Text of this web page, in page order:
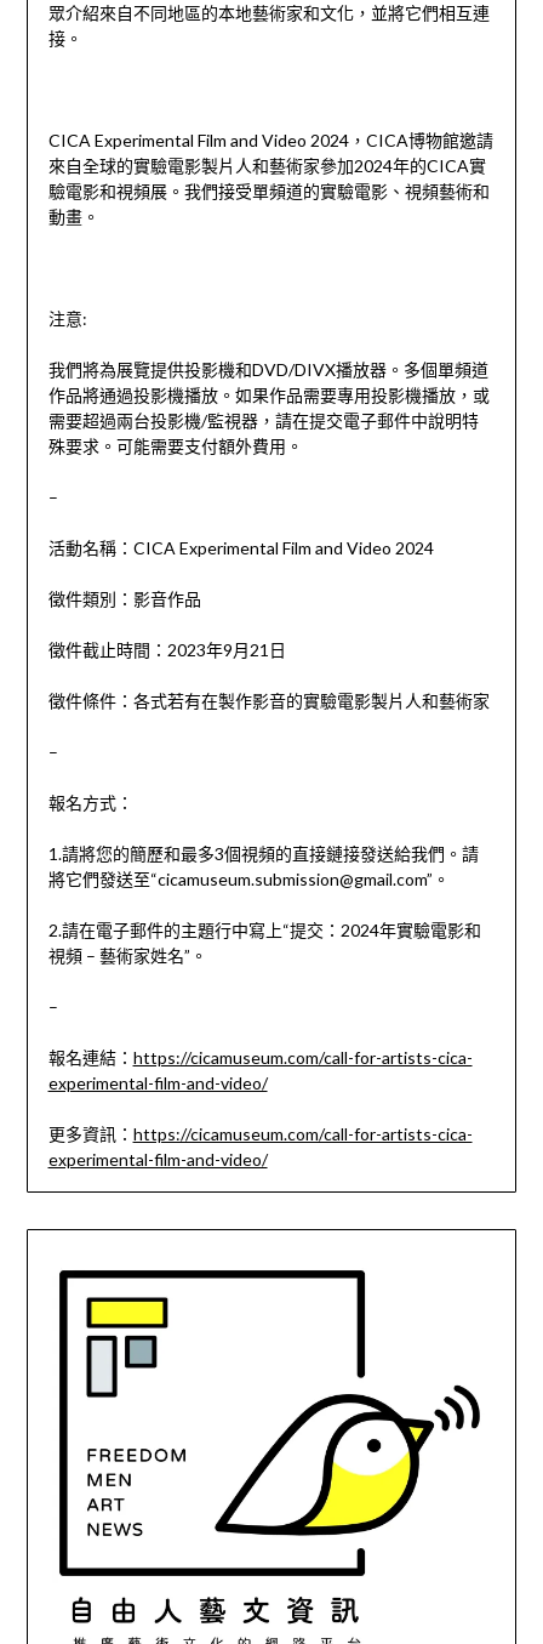
眾介紹來自不同地區的本地藝術家和文化，並將它們相互連
接。
CICA Experimental Film and Video 2024，CICA博物館邀請
來自全球的實驗電影製片人和藝術家參加2024年的CICA實
驗電影和視頻展。我們接受單頻道的實驗電影、視頻藝術和
動畫。
注意:
我們將為展覽提供投影機和DVD/DIVX播放器。多個單頻道
作品將通過投影機播放。如果作品需要專用投影機播放，或
需要超過兩台投影機/監視器，請在提交電子郵件中說明特
殊要求。可能需要支付額外費用。
–
活動名稱：CICA Experimental Film and Video 2024
徵件類別：影音作品
徵件截止時間：2023年9月21日
徵件條件：各式若有在製作影音的實驗電影製片人和藝術家
–
報名方式：
1.請將您的簡歷和最多3個視頻的直接鏈接發送給我們。請
將它們發送至“cicamuseum.submission@gmail.com”。
2.請在電子郵件的主題行中寫上“提交：2024年實驗電影和
視頻 – 藝術家姓名”。
–
報名連結： https://cicamuseum.com/call-for-artists-cica-
experimental-film-and-video/
更多資訊： https://cicamuseum.com/call-for-artists-cica-
experimental-film-and-video/